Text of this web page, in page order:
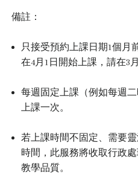
備註：
只接受預約上課日期1個月
在4月1日開始上課，請在3
每週固定上課（例如每週二
上課一次。
若上課時間不固定、需要
時間，此服務將收取行政
教學品質。